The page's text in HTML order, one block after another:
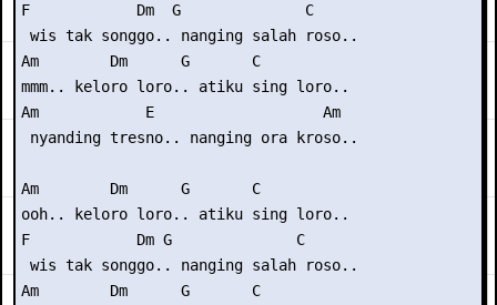
F            Dm  G              C
wis tak songgo.. nanging salah roso..
Am        Dm      G       C
mmm.. keloro loro.. atiku sing loro..
Am            E                   Am
nyanding tresno.. nanging ora kroso..
Am        Dm      G       C
ooh.. keloro loro.. atiku sing loro..
F            Dm G              C
wis tak songgo.. nanging salah roso..
Am        Dm      G       C